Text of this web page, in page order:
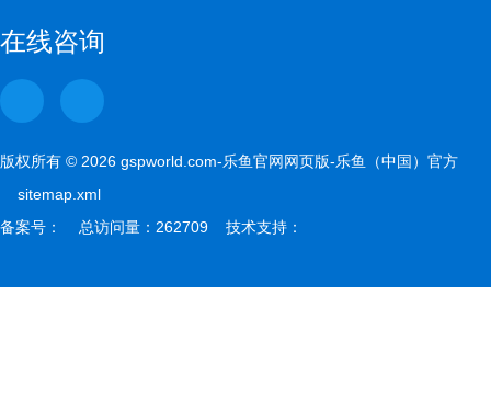
在线咨询
版权所有 © 2026 gspworld.com-乐鱼官网网页版-乐鱼（中国）官方
sitemap.xml
备案号： 总访问量：262709 技术支持：